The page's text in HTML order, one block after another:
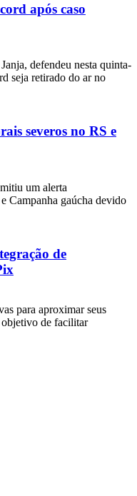
após caso
defendeu nesta quinta-
seja retirado do ar no
severos no RS e
um alerta
Campanha gaúcha devido
de
para aproximar seus
objetivo de facilitar